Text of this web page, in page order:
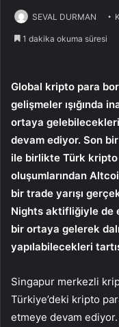
SEVAL DURMAN
1 dakika okuma süresi
Global kripto para
gelişmeler ışığında
ortaya
devam ediyor. Son
ile birlikte Türk kripto
oluşumlarından
bir trade yarışı
Nights aktifliğiyle de
bir ortaya gelerek
yapılabilecekleri
Singapur merkezli
Türkiye’deki kripto
etmeye devam ediyor.